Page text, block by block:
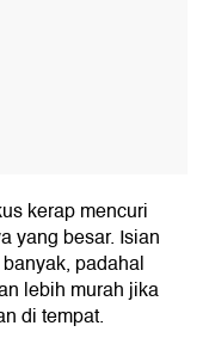
kerap mencuri
yang besar. Isian
padahal
lebih murah jika
di tempat.